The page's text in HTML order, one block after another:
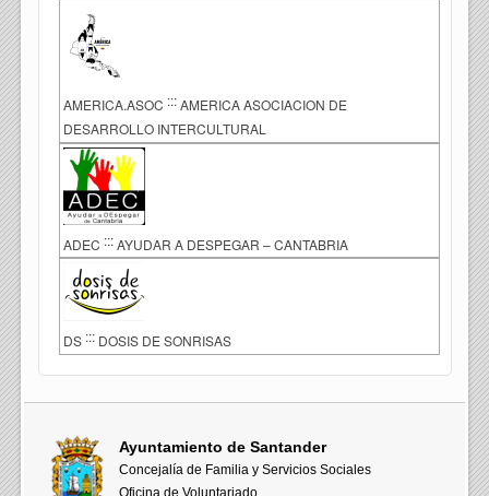
AMERICA.ASOC ::: AMERICA ASOCIACION DE
DESARROLLO INTERCULTURAL
ADEC ::: AYUDAR A DESPEGAR – CANTABRIA
DS ::: DOSIS DE SONRISAS
Ayuntamiento de Santander
Concejalía de Familia y Servicios Sociales
Oficina de Voluntariado